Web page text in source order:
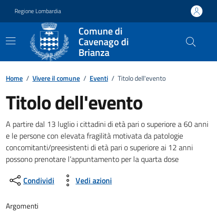
Regione Lombardia
Comune di
Cavenago di
Brianza
Home / Vivere il comune / Eventi / Titolo dell'evento
Titolo dell'evento
Dettagli della notizia
A partire dal 13 luglio i cittadini di età pari o superiore a 60 anni
e le persone con elevata fragilità motivata da patologie
concomitanti/preesistenti di età pari o superiore ai 12 anni
possono prenotare l’appuntamento per la quarta dose
Condividi
Vedi azioni
Argomenti